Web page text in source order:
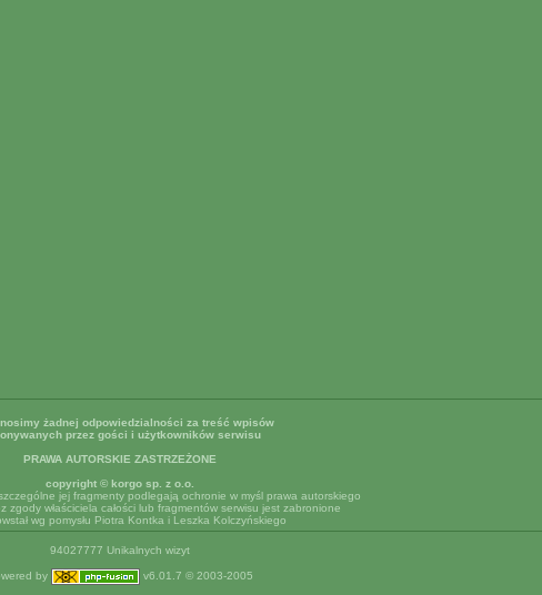
żadnej odpowiedzialności za treść wpisów
przez gości i użytkowników serwisu
PRAWA AUTORSKIE ZASTRZEŻONE
copyright © korgo sp. z o.o.
jej fragmenty podlegają ochronie w myśl prawa autorskiego
zgody właściciela całości lub fragmentów serwisu jest zabronione
wg pomysłu Piotra Kontka i Leszka Kolczyńskiego
94027777 Unikalnych wizyt
by v6.01.7 © 2003-2005